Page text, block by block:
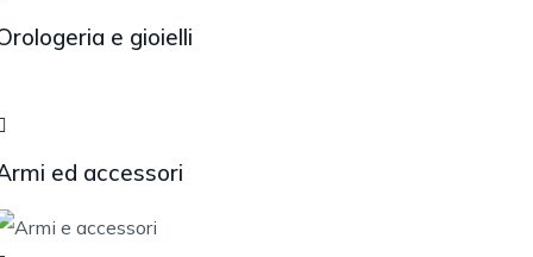
e gioielli
ed accessori